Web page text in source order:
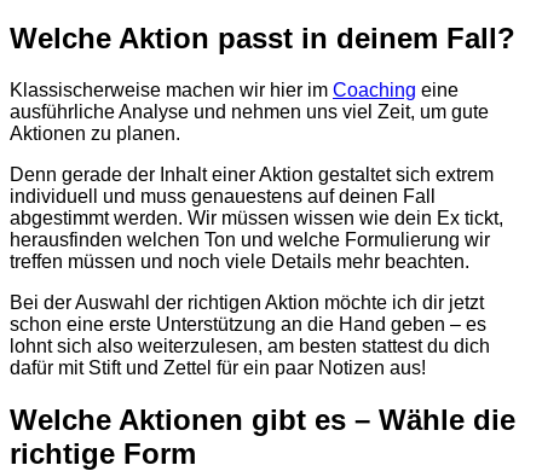
Welche Aktion passt in deinem Fall?
Klassischerweise machen wir hier im Coaching eine
ausführliche Analyse und nehmen uns viel Zeit, um gute
Aktionen zu planen.
Denn gerade der Inhalt einer Aktion gestaltet sich extrem
individuell und muss genauestens auf deinen Fall
abgestimmt werden. Wir müssen wissen wie dein Ex tickt,
herausfinden welchen Ton und welche Formulierung wir
treffen müssen und noch viele Details mehr beachten.
Bei der Auswahl der richtigen Aktion möchte ich dir jetzt
schon eine erste Unterstützung an die Hand geben – es
lohnt sich also weiterzulesen, am besten stattest du dich
dafür mit Stift und Zettel für ein paar Notizen aus!
Welche Aktionen gibt es – Wähle die
richtige Form